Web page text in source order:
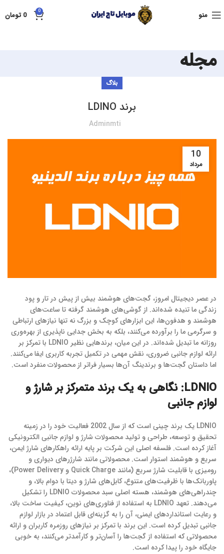
منو 0
0 تومان
مجله
بلاگ
برند LDINO
Adminmti
10
مرداد
در عصر دیجیتال امروز، گجت‌های هوشمند بیش از پیش در تار و پود
زندگی ما تنیده شده‌اند. از گوشی‌های هوشمند گرفته تا ساعت‌های
هوشمند و هدفون‌ها، این ابزارهای کوچک و بزرگ نه تنها نیازهای ارتباطی
و سرگرمی ما را برآورده می‌کنند، بلکه به بخش جدایی ناپذیری از بهره‌وری
روزانه ما تبدیل شده‌اند. در این میان، برندهایی نظیر LDNIO با تمرکز بر
ارائه لوازم جانبی ضروری، نقش مهمی در تکمیل تجربه کاربری ایفا می‌کنند.
اما داستان گجت‌ها و برندینگ آن‌ها بسیار فراتر از محصولات منفرد است.
LDNIO: نگاهی به یک برند متمرکز بر شارژ و
لوازم جانبی
LDNIO یک برند چینی است که از سال 2002 فعالیت خود را در زمینه
تحقیق و توسعه، طراحی و تولید محصولات شارژ و لوازم جانبی الکترونیکی
آغاز کرده است. فلسفه اصلی این شرکت بر پایه ارائه راهکارهای شارژ ایمن،
سریع و هوشمند استوار است. محصولاتی مانند شارژرهای دیواری و
رومیزی با قابلیت شارژ سریع (مانند Quick Charge و Power Delivery)،
پاوربانک‌ها با ظرفیت‌های متنوع، کابل‌های شارژ و دیتا با دوام بالا، و
چندراهی‌های هوشمند، هسته اصلی سبد محصولات LDNIO را تشکیل
می‌دهند. تعهد LDNIO به استفاده از فناوری‌های نوین، کیفیت ساخت بالا،
و رعایت استانداردهای ایمنی، آن را به گزینه‌ای قابل اعتماد در بازار لوازم
جانبی تبدیل کرده است. این برند با تمرکز بر نیازهای روزمره کاربران و ارائه
محصولاتی که استفاده از گجت‌ها را آسان‌تر و کارآمدتر می‌کنند، به خوبی
جایگاه خود را پیدا کرده است.